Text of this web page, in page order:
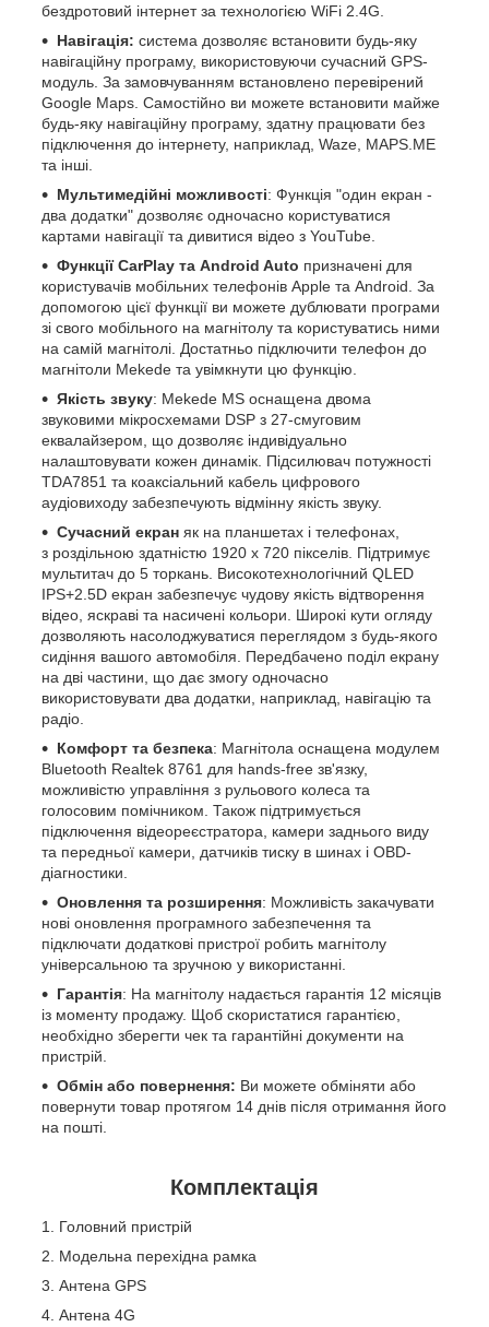
бездротовий інтернет за технологією WiFi 2.4G.
Навігація: система дозволяє встановити будь-яку
навігаційну програму, використовуючи сучасний GPS-
модуль. За замовчуванням встановлено перевірений
Google Maps. Самостійно ви можете встановити майже
будь-яку навігаційну програму, здатну працювати без
підключення до інтернету, наприклад, Waze, MAPS.ME
та інші.
Мультимедійні можливості: Функція "один екран -
два додатки" дозволяє одночасно користуватися
картами навігації та дивитися відео з YouTube.
Функції CarPlay та Android Auto призначені для
користувачів мобільних телефонів Apple та Android. За
допомогою цієї функції ви можете дублювати програми
зі свого мобільного на магнітолу та користуватись ними
на самій магнітолі. Достатньо підключити телефон до
магнітоли Mekede та увімкнути цю функцію.
Якість звуку: Mekede MS оснащена двома
звуковими мікросхемами DSP з 27-смуговим
еквалайзером, що дозволяє індивідуально
налаштовувати кожен динамік. Підсилювач потужності
TDA7851 та коаксіальний кабель цифрового
аудіовиходу забезпечують відмінну якість звуку.
Сучасний екран як на планшетах і телефонах,
з роздільною здатністю 1920 х 720 пікселів. Підтримує
мультитач до 5 торкань. Високотехнологічний QLED
IPS+2.5D екран забезпечує чудову якість відтворення
відео, яскраві та насичені кольори. Широкі кути огляду
дозволяють насолоджуватися переглядом з будь-якого
сидіння вашого автомобіля. Передбачено поділ екрану
на дві частини, що дає змогу одночасно
використовувати два додатки, наприклад, навігацію та
радіо.
Комфорт та безпека: Магнітола оснащена модулем
Bluetooth Realtek 8761 для hands-free зв'язку,
можливістю управління з рульового колеса та
голосовим помічником. Також підтримується
підключення відеореєстратора, камери заднього виду
та передньої камери, датчиків тиску в шинах і OBD-
діагностики.
Оновлення та розширення: Можливість закачувати
нові оновлення програмного забезпечення та
підключати додаткові пристрої робить магнітолу
універсальною та зручною у використанні.
Гарантія: На магнітолу надається гарантія 12 місяців
із моменту продажу. Щоб скористатися гарантією,
необхідно зберегти чек та гарантійні документи на
пристрій.
Обмін або повернення: Ви можете обміняти або
повернути товар протягом 14 днів після отримання його
на пошті.
Комплектація
Головний пристрій
Модельна перехідна рамка
Антена GPS
Антена 4G